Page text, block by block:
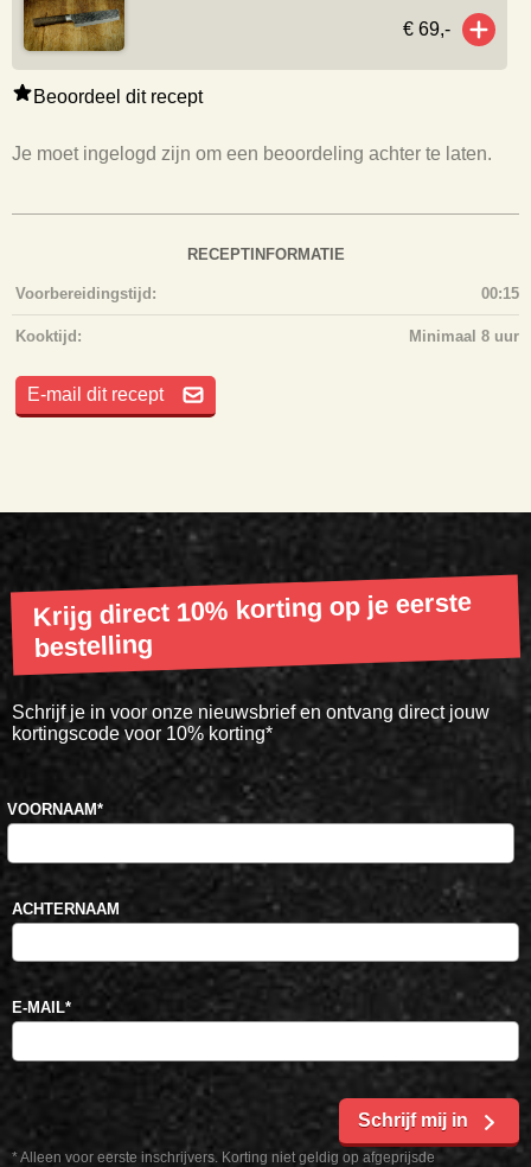
Beoordeel dit recept
Je moet ingelogd zijn om een beoordeling achter te laten.
RECEPTINFORMATIE
Voorbereidingstijd: 00:15
Kooktijd: Minimaal 8 uur
E-mail dit recept
€ 69,-
Krijg direct 10% korting op je eerste
bestelling
Schrijf je in voor onze nieuwsbrief en ontvang direct jouw
kortingscode voor 10% korting*
* Alleen voor eerste inschrijvers. Korting niet geldig op afgeprijsde
VOORNAAM*
ACHTERNAAM
E-MAIL*
Schrijf mij in